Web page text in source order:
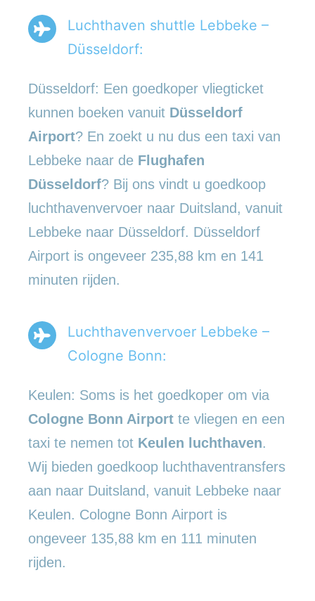
Luchthaven shuttle Lebbeke –
Düsseldorf:
Düsseldorf: Een goedkoper vliegticket
kunnen boeken vanuit Düsseldorf
Airport? En zoekt u nu dus een taxi van
Lebbeke naar de Flughafen
Düsseldorf? Bij ons vindt u goedkoop
luchthavenvervoer naar Duitsland, vanuit
Lebbeke naar Düsseldorf. Düsseldorf
Airport is ongeveer 235,88 km en 141
minuten rijden.
Luchthavenvervoer Lebbeke –
Cologne Bonn:
Keulen: Soms is het goedkoper om via
Cologne Bonn Airport te vliegen en een
taxi te nemen tot Keulen luchthaven.
Wij bieden goedkoop luchthaventransfers
aan naar Duitsland, vanuit Lebbeke naar
Keulen. Cologne Bonn Airport is
ongeveer 135,88 km en 111 minuten
rijden.